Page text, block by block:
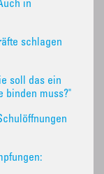
in
schlagen
soll das ein
binden muss?"